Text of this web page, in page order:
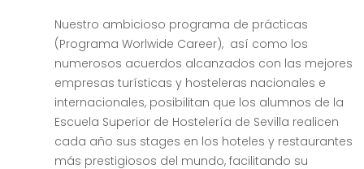
Nuestro ambicioso programa de prácticas
(Programa Worlwide Career), así como los
numerosos acuerdos alcanzados con las mejores
empresas turísticas y hosteleras nacionales e
internacionales, posibilitan que los alumnos de la
Escuela Superior de Hostelería de Sevilla realicen
cada año sus stages en los hoteles y restaurantes
más prestigiosos del mundo, facilitando su